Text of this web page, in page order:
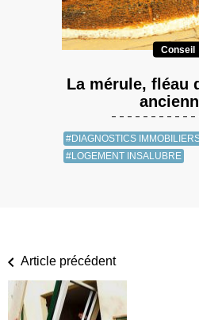
Conseil
La mérule, fléau
#DIAGNOSTICS
#LOGEMENT INSALUBRE
Article précédent